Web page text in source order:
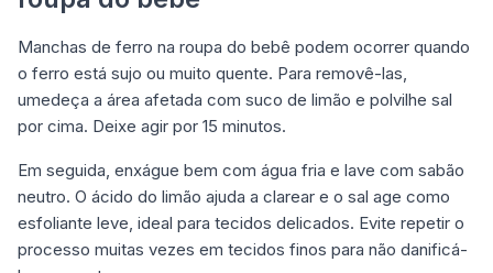
Manchas de ferro na roupa do bebê podem ocorrer quando
o ferro está sujo ou muito quente. Para removê-las,
umedeça a área afetada com suco de limão e polvilhe sal
por cima. Deixe agir por 15 minutos.
Em seguida, enxágue bem com água fria e lave com sabão
neutro. O ácido do limão ajuda a clarear e o sal age como
esfoliante leve, ideal para tecidos delicados. Evite repetir o
processo muitas vezes em tecidos finos para não danificá-